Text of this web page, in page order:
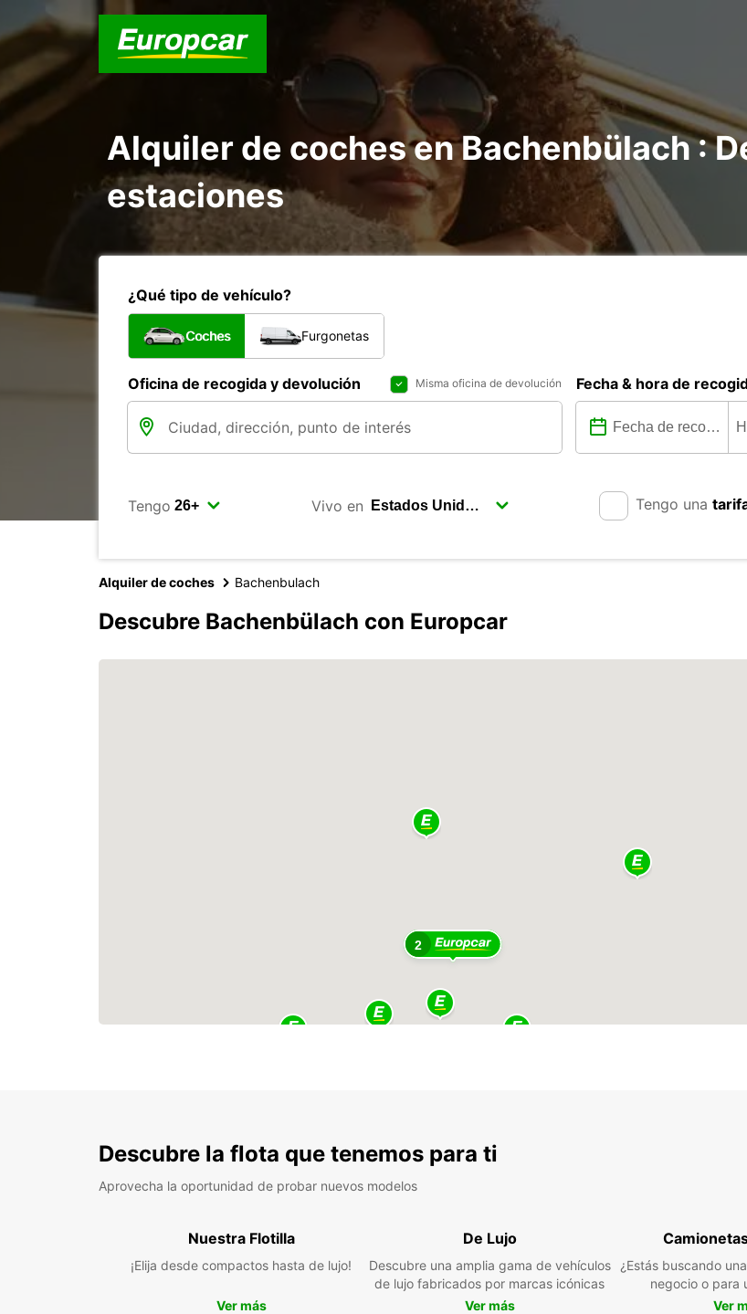
Alquiler de coches en Bachenbülach :
estaciones
¿Qué tipo de vehículo?
Coches Furgonetas
Oficina de recogida y devolución Misma oficina de devolución Fecha & hora de
Tengo Vivo en Tengo una
Alquiler de coches Bachenbulach
Descubre Bachenbülach con Europcar
2
Descubre la flota que tenemos para ti
Aprovecha la oportunidad de probar nuevos modelos
Nuestra Flotilla
¡Elija desde compactos hasta de lujo!
Ver más
De Lujo
Descubre una amplia gama de vehículos
de lujo fabricados por marcas icónicas
Ver más
¿Estás buscando
negocio o para
Ver